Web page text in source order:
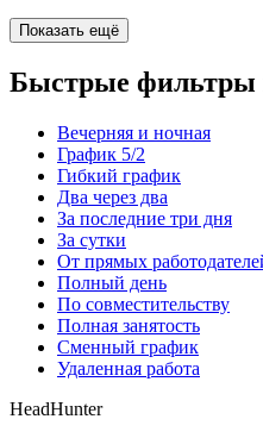
Показать ещё
Быстрые фильтры
Вечерняя и ночная
График 5/2
Гибкий график
Два через два
За последние три дня
За сутки
От прямых
Полный день
По совместительству
Полная занятость
Сменный график
Удаленная работа
HeadHunter